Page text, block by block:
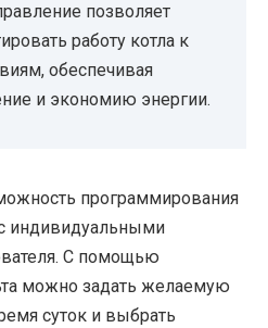
позволяет
работу котла к
обеспечивая
и экономию энергии.
программирования
индивидуальными
С помощью
можно задать желаемую
суток и выбрать